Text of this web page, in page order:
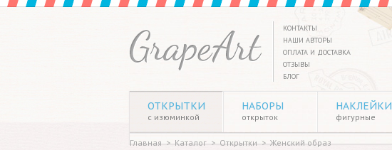
КОНТАКТЫ
НАШИ АВТОРЫ
ОПЛАТА И ДОСТАВКА
ОТЗЫВЫ
БЛОГ
ОТКРЫТКИ
с изюминкой
НАБОРЫ
открыток
НАКЛЕЙКИ
фигурные
Главная > Каталог > Открытки > Женский образ